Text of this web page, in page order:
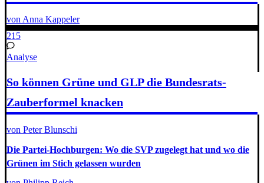
von Anna Kappeler
215
Analyse
So können Grüne und GLP die Bundesrats-
Zauberformel knacken
von Peter Blunschi
Die Partei-Hochburgen: Wo die SVP zugelegt hat und wo die
Grünen im Stich gelassen wurden